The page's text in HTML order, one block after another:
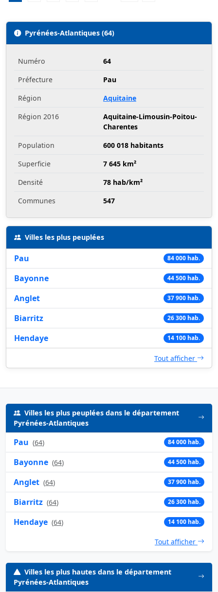
Pyrénées-Atlantiques (64)
Numéro
64
Préfecture
Pau
Région
Aquitaine
Région 2016
Aquitaine-Limousin-Poitou-
Charentes
Population
600 018 habitants
Superficie
7 645 km²
Densité
78 hab/km²
Communes
547
Villes les plus peuplées
Pau 84 000 hab.
Bayonne 44 500 hab.
Anglet 37 900 hab.
Biarritz 26 300 hab.
Hendaye 14 100 hab.
Tout afficher
Villes les plus peuplées dans le département
Pyrénées-Atlantiques
Pau (64) 84 000 hab.
Bayonne (64) 44 500 hab.
Anglet (64) 37 900 hab.
Biarritz (64) 26 300 hab.
Hendaye (64) 14 100 hab.
Tout afficher
Villes les plus hautes dans le département
Pyrénées-Atlantiques